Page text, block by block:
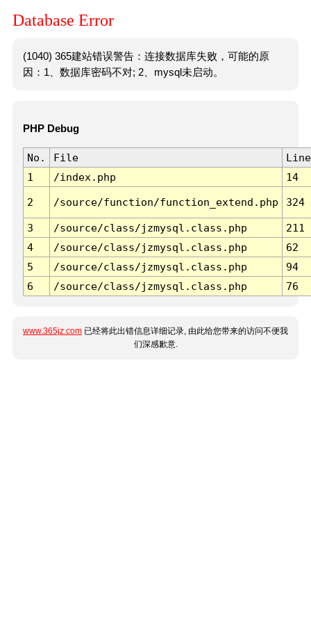
Database Error
(1040) 365建站错误警告：连接数据库失败，可能的原
因：1、数据库密码不对; 2、mysql未启动。
PHP Debug
No. File
Line
1
/index.php 14
2 /source/function/function_extend.php 324
3 /source/class/jzmysql.class.php
211
4
/source/class/jzmysql.class.php
62
5
/source/class/jzmysql.class.php
94
6
/source/class/jzmysql.class.php 76
www.365jz.com 已经将此出错信息详细记录, 由此给您带来的访问不便我
们深感歉意.